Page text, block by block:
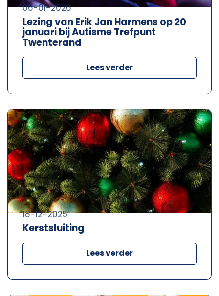
Lezing van Erik Jan Harmens op 20
januari bij Autisme Trefpunt
Twenterand
06-01-2026
Lees verder
Kerstsluiting
18-12-2025
Lees verder